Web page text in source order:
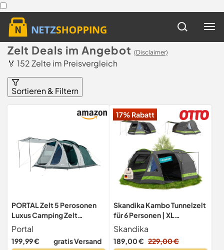
Zelt Deals im Angebot (Disclaimer)
🏅 152 Zelte im Preisvergleich
Sortieren & Filtern
PORTAL Zelt 5 Perosonen
Luxus Camping Zelt
Wasserdicht 3000mm mit
2m Stehhöhe Vorzelt
Bodenwanne Fenster 4-5
Portal
199,99 € gratis Versand
17% Rabatt
Skandika Kambo Tunnelzelt
für 6 Personen | XL
Familienzelt für Camping, 2
m Stehhöhe, Dunkle
Schlafkabine, wasserdicht,
Skandika
189,00 € 229,00 €